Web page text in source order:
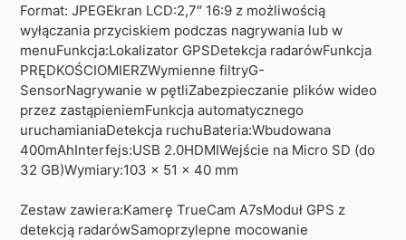
Format: JPEGEkran LCD:2,7″ 16:9 z możliwością
wyłączania przyciskiem podczas nagrywania lub w
menuFunkcja:Lokalizator GPSDetekcja radarówFunkcja
PRĘDKOŚCIOMIERZWymienne filtryG-
SensorNagrywanie w pętliZabezpieczanie plików wideo
przez zastąpieniemFunkcja automatycznego
uruchamianiaDetekcja ruchuBateria:Wbudowana
400mAhInterfejs:USB 2.0HDMIWejście na Micro SD (do
32 GB)Wymiary:103 x 51 x 40 mm
Zestaw zawiera:Kamerę TrueCam A7sModuł GPS z
detekcją radarówSamoprzylepne mocowanie